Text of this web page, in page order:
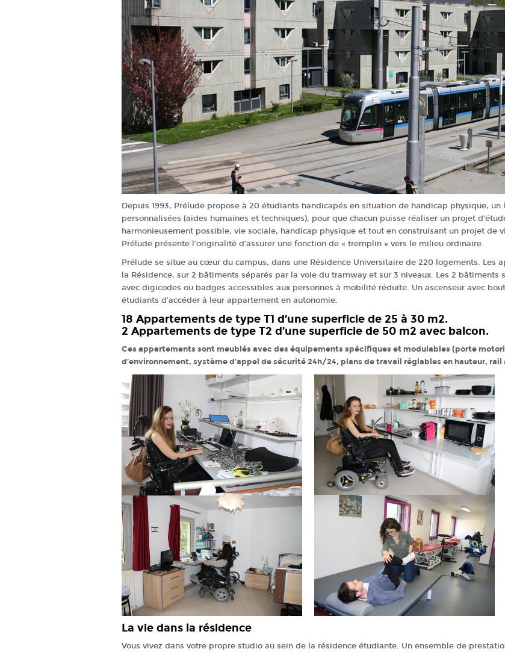
Depuis 1993, Prélude propose à 20 étudiants handicapés en situation de handicap physique,
personnalisées (aides humaines et techniques), pour que chacun puisse réaliser un projet
harmonieusement possible, vie sociale, handicap physique et tout en construisant un projet de
Prélude présente l’originalité d’assurer une fonction de « tremplin » vers le milieu ordinaire.
Prélude se situe au cœur du campus, dans une Résidence Universitaire de 220 logements. Les
la Résidence, sur 2 bâtiments séparés par la voie du tramway et sur 3 niveaux. Les 2 bâtiments
avec digicodes ou badges accessibles aux personnes à mobilité réduite. Un ascenseur avec
étudiants d’accéder à leur appartement en autonomie.
18 Appartements de type T1 d’une superficie de 25 à 30 m2.
2 Appartements de type T2 d’une superficie de 50 m2 avec balcon.
Ces appartements sont meublés avec des équipements spécifiques et modulables (porte
d’environnement, système d’appel de sécurité 24h/24, plans de travail réglables en hauteur, rail
La vie dans la résidence
Vous vivez dans votre propre studio au sein de la résidence étudiante. Un ensemble de